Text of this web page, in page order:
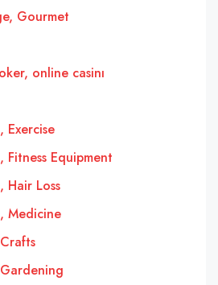
Gourmet
online casinı
Exercise
Fitness Equipment
Hair Loss
Medicine